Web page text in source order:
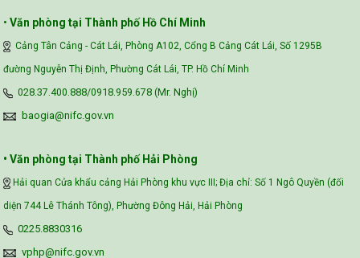
• Văn phòng tại Thành phố Hồ Chí Minh
Cảng Tân Cảng - Cát Lái, Phòng A102, Cổng B Cảng Cát Lái, Số 1295B
đường Nguyễn Thị Định, Phường Cát Lái, TP. Hồ Chí Minh
028.37.400.888/0918.959.678 (Mr. Nghị)
baogia@nifc.gov.vn
• Văn phòng tại Thành phố Hải Phòng
Hải quan Cửa khẩu cảng Hải Phòng khu vực III; Địa chỉ: Số 1 Ngô Quyền (đối
diện 744 Lê Thánh Tông), Phường Đông Hải, Hải Phòng
0225.8830316
vphp@nifc.gov.vn